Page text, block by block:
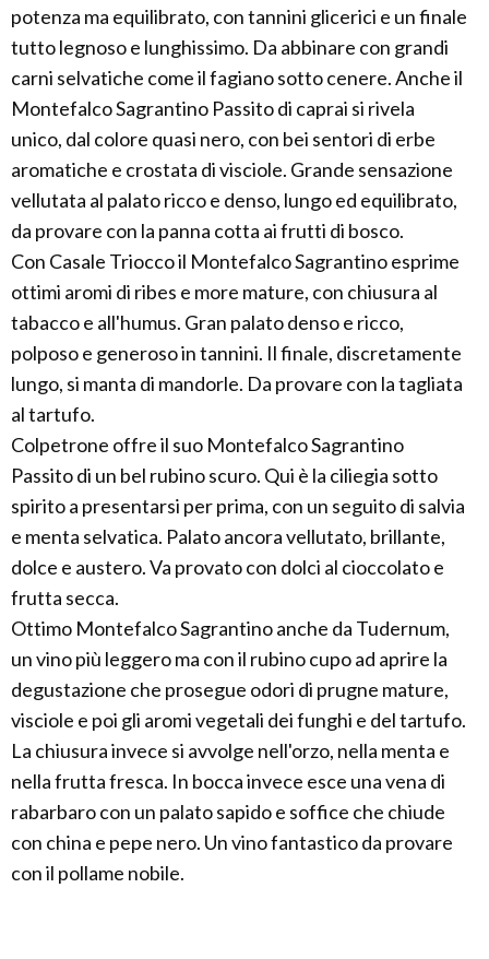
potenza ma equilibrato, con tannini glicerici e un finale
tutto legnoso e lunghissimo. Da abbinare con grandi
carni selvatiche come il fagiano sotto cenere. Anche il
Montefalco Sagrantino Passito di caprai si rivela
unico, dal colore quasi nero, con bei sentori di erbe
aromatiche e crostata di visciole. Grande sensazione
vellutata al palato ricco e denso, lungo ed equilibrato,
da provare con la panna cotta ai frutti di bosco.
Con Casale Triocco il Montefalco Sagrantino esprime
ottimi aromi di ribes e more mature, con chiusura al
tabacco e all'humus. Gran palato denso e ricco,
polposo e generoso in tannini. Il finale, discretamente
lungo, si manta di mandorle. Da provare con la tagliata
al tartufo.
Colpetrone offre il suo Montefalco Sagrantino
Passito di un bel rubino scuro. Qui è la ciliegia sotto
spirito a presentarsi per prima, con un seguito di salvia
e menta selvatica. Palato ancora vellutato, brillante,
dolce e austero. Va provato con dolci al cioccolato e
frutta secca.
Ottimo Montefalco Sagrantino anche da Tudernum,
un vino più leggero ma con il rubino cupo ad aprire la
degustazione che prosegue odori di prugne mature,
visciole e poi gli aromi vegetali dei funghi e del tartufo.
La chiusura invece si avvolge nell'orzo, nella menta e
nella frutta fresca. In bocca invece esce una vena di
rabarbaro con un palato sapido e soffice che chiude
con china e pepe nero. Un vino fantastico da provare
con il pollame nobile.